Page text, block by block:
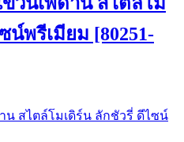
น์พรีเมียม [80251-